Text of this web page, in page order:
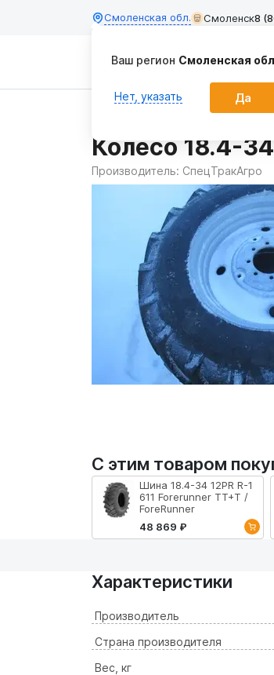
Смоленская обл. Смоленск8
Каталог
Колесо 18.4-
Производитель: СпецТракАгро
С этим товаром
Шина 18.4-34 12PR R-1
611 Forerunner TT+Т /
ForeRunner
48 869 ₽
Характеристики
Производитель
Страна производителя
Вес, кг
Ваш регион Смоленская
Нет, указать Да